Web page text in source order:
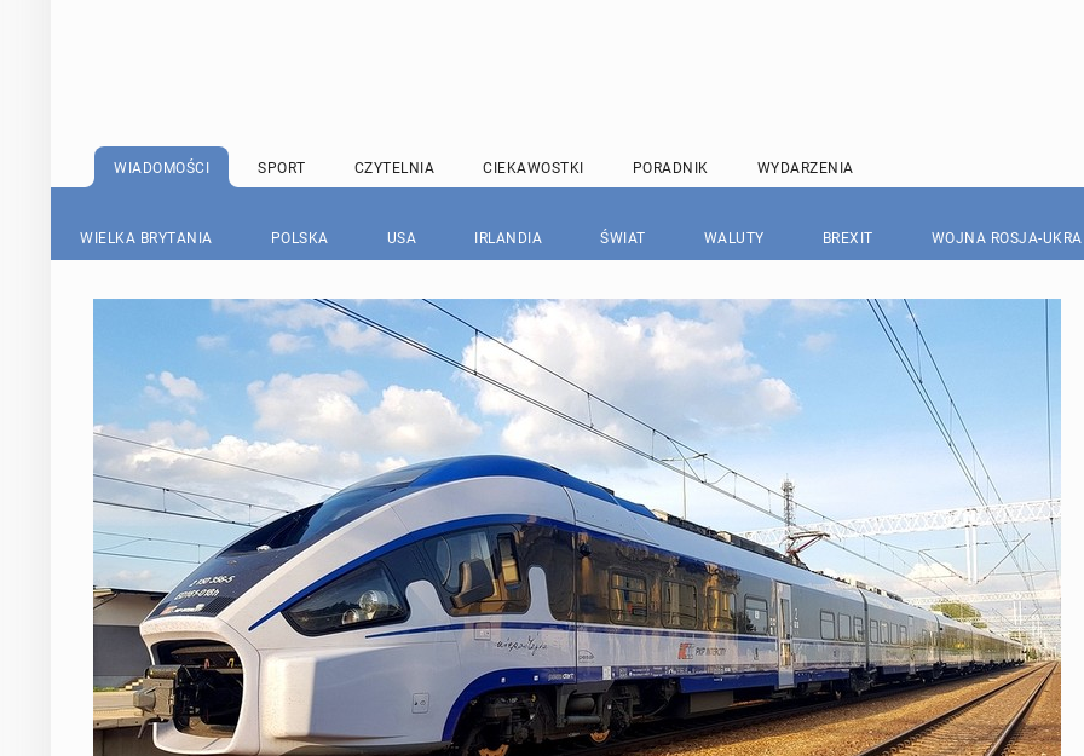
WIADOMOŚCI SPORT CZYTELNIA CIEKAWOSTKI PORADNIK WYDARZENIA
WIELKA BRYTANIA POLSKA USA IRLANDIA ŚWIAT WALUTY BREXIT WOJNA ROSJA-